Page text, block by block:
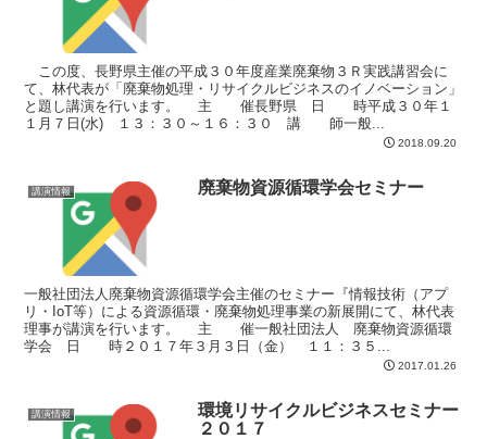
この度、長野県主催の平成３０年度産業廃棄物３Ｒ実践講習会に
て、林代表が「廃棄物処理・リサイクルビジネスのイノベーション」
と題し講演を行います。 主 催長野県 日 時平成３０年１
１月７日(水) １３：３０～１６：３０ 講 師一般...
2018.09.20
講演情報 廃棄物資源循環学会セミナー
一般社団法人廃棄物資源循環学会主催のセミナー『情報技術（アプ
リ・IoT等）による資源循環・廃棄物処理事業の新展開にて、林代表
理事が講演を行います。 主 催一般社団法人 廃棄物資源循環
学会 日 時２０１７年３月３日（金） １１：３５...
2017.01.26
講演情報
環境リサイクルビジネスセミナー
２０１７